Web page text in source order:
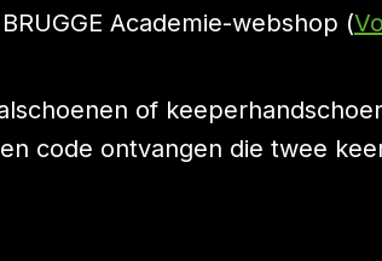
Academie-webshop (
of
code ontvangen die twee